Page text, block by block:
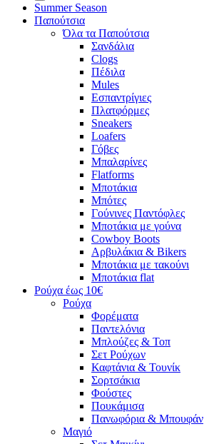
Summer Season
Παπούτσια
Όλα τα Παπούτσια
Σανδάλια
Clogs
Πέδιλα
Mules
Εσπαντρίγιες
Πλατφόρμες
Sneakers
Loafers
Γόβες
Μπαλαρίνες
Flatforms
Μποτάκια
Μπότες
Γούνινες Παντόφλες
Μποτάκια με γούνα
Cowboy Boots
Αρβυλάκια & Bikers
Μποτάκια με τακούνι
Μποτάκια flat
Ρούχα έως 10€
Ρούχα
Φορέματα
Παντελόνια
Μπλούζες & Τοπ
Σετ Ρούχων
Καφτάνια & Τουνίκ
Σορτσάκια
Φούστες
Πουκάμισα
Πανωφόρια & Μπουφάν
Μαγιό